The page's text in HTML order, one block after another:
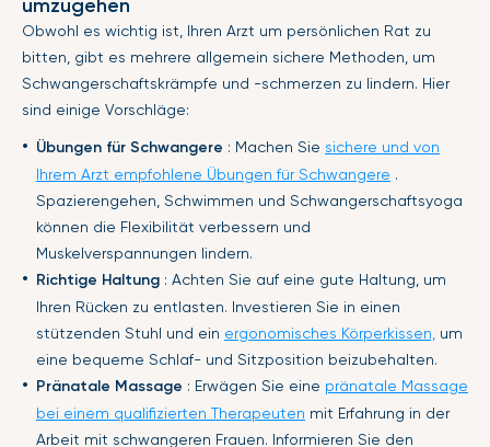
umzugehen
Obwohl es wichtig ist, Ihren Arzt um persönlichen Rat zu
bitten, gibt es mehrere allgemein sichere Methoden, um
Schwangerschaftskrämpfe und -schmerzen zu lindern. Hier
sind einige Vorschläge:
Übungen für Schwangere : Machen Sie sichere und von
Ihrem Arzt empfohlene Übungen für Schwangere .
Spazierengehen, Schwimmen und Schwangerschaftsyoga
können die Flexibilität verbessern und
Muskelverspannungen lindern.
Richtige Haltung : Achten Sie auf eine gute Haltung, um
Ihren Rücken zu entlasten. Investieren Sie in einen
stützenden Stuhl und ein ergonomisches Körperkissen, um
eine bequeme Schlaf- und Sitzposition beizubehalten.
Pränatale Massage : Erwägen Sie eine pränatale Massage
bei einem qualifizierten Therapeuten mit Erfahrung in der
Arbeit mit schwangeren Frauen. Informieren Sie den